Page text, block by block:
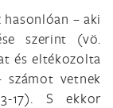
– aki
szerint (vö.
és eltékozolta
számot vetnek
17). S ekkor